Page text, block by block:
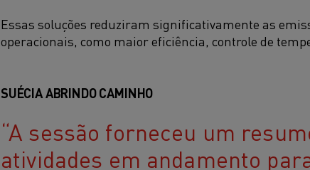
Essas soluções reduziram significativamente as
operacionais, como maior eficiência, controle de
SUÉCIA ABRINDO CAMINHO
A sessão forneceu um
atividades em andamento